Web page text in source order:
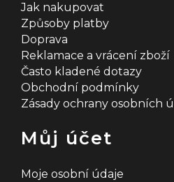
Jak nakupovat
Způsoby platby
Doprava
Reklamace a vrácení zboží
Často kladené dotazy
Obchodní podmínky
Zásady ochrany osobních
Můj účet
Moje osobní údaje